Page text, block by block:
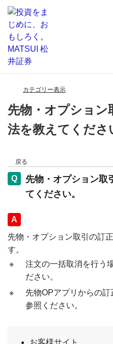
カテゴリー表示
先物・オプション
法を教えてくださ
戻る
先物・オプション取
てください。
回答
先物・オプション取引の訂
す。
※
注文の一括取消を行う
ださい。
※
先物OPアプリからの
参照ください。
お客様サイト